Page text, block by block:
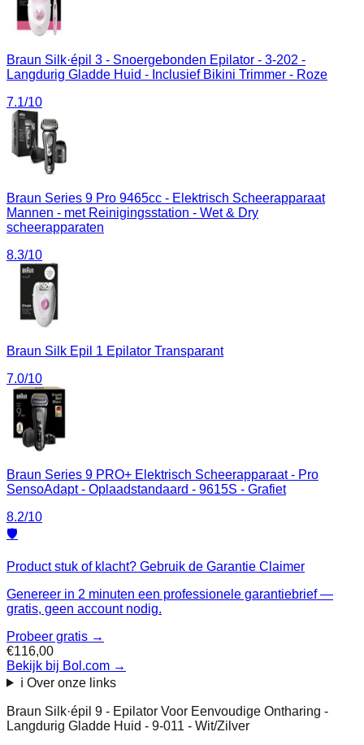
Braun Silk·épil 3 - Snoergebonden Epilator - 3-202 -
Langdurig Gladde Huid - Inclusief Bikini Trimmer - Roze
7.1/10
Braun Series 9 Pro 9465cc - Elektrisch Scheerapparaat
Mannen - met Reinigingsstation - Wet & Dry
scheerapparaten
8.3/10
Braun Silk Epil 1 Epilator Transparant
7.0/10
Braun Series 9 PRO+ Elektrisch Scheerapparaat - Pro
SensoAdapt - Oplaadstandaard - 9615S - Grafiet
8.2/10
🛡️
Product stuk of klacht? Gebruik de Garantie Claimer
Genereer in 2 minuten een professionele garantiebrief —
gratis, geen account nodig.
Probeer gratis →
€116,00
Bekijk bij Bol.com →
ℹ️ Over onze links
Braun Silk·épil 9 - Epilator Voor Eenvoudige Ontharing -
Langdurig Gladde Huid - 9-011 - Wit/Zilver